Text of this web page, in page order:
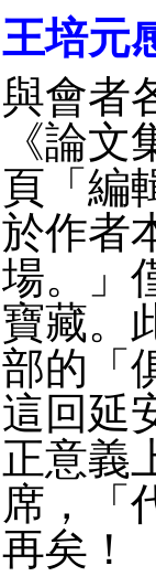
王培元
與會者
《論
頁「編
於作者
場。」
寶藏。
部的「
這回延
正意義
席，「
再矣！